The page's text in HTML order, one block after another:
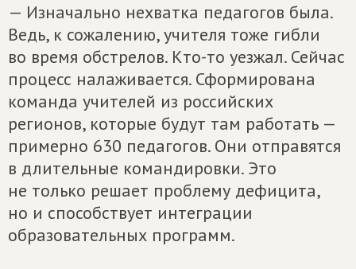
— Изначально нехватка педагогов была.
Ведь, к сожалению, учителя тоже гибли
во время обстрелов. Кто-то уезжал. Сейчас
процесс налаживается. Сформирована
команда учителей из российских
регионов, которые будут там работать —
примерно 630 педагогов. Они отправятся
в длительные командировки. Это
не только решает проблему дефицита,
но и способствует интеграции
образовательных программ.